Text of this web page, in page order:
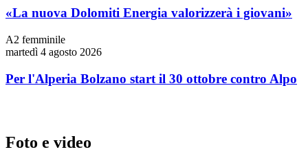
«La nuova Dolomiti Energia valorizzerà i giovani»
A2 femminile
martedì 4 agosto 2026
Per l'Alperia Bolzano start il 30 ottobre contro Alpo
Foto e video